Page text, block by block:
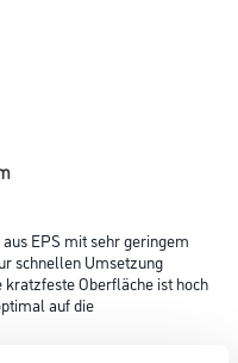
EPS mit sehr geringem
schnellen Umsetzung
Oberfläche ist hoch
auf die